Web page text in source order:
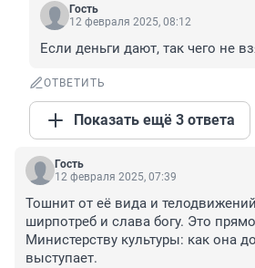
Гость
12 февраля 2025, 08:12
Если деньги дают, так чего не
ОТВЕТИТЬ
Показать ещё 3 ответа
Гость
12 февраля 2025, 07:39
Тошнит от её вида и
ширпотреб и слава богу. Это
Министерству культуры: как она
выступает.